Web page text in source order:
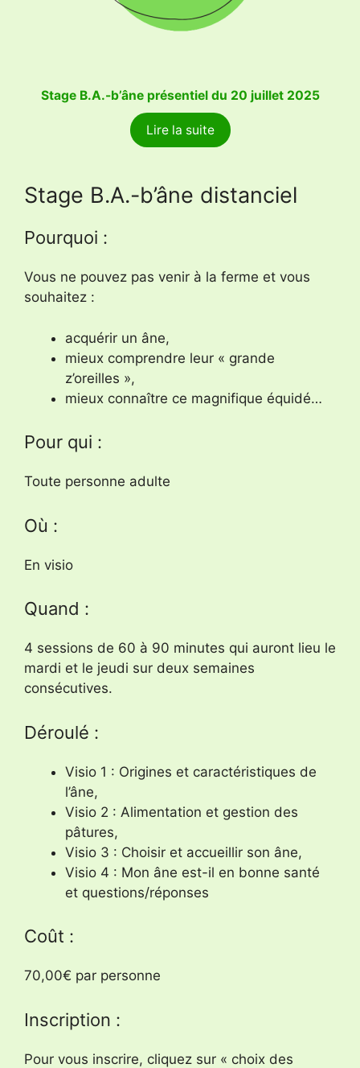
Stage B.A.-b’âne présentiel du 20 juillet 2025
Lire la suite
Stage B.A.-b’âne distanciel
Pourquoi :
Vous ne pouvez pas venir à la ferme et vous
souhaitez :
acquérir un âne,
mieux comprendre leur « grande
z’oreilles »,
mieux connaître ce magnifique équidé…
Pour qui :
Toute personne adulte
Où :
En visio
Quand :
4 sessions de 60 à 90 minutes qui auront lieu le
mardi et le jeudi sur deux semaines
consécutives.
Déroulé :
Visio 1 : Origines et caractéristiques de
l’âne,
Visio 2 : Alimentation et gestion des
pâtures,
Visio 3 : Choisir et accueillir son âne,
Visio 4 : Mon âne est-il en bonne santé
et questions/réponses
Coût :
70,00€ par personne
Inscription :
Pour vous inscrire, cliquez sur « choix des